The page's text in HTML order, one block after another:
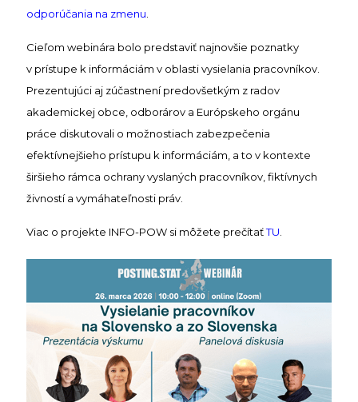
odporúčania na zmenu
Cieľom webinára bolo predstaviť najnovšie poznatky
v prístupe k informáciám v oblasti vysielania pracovníkov.
Prezentujúci aj zúčastnení predovšetkým z radov
akademickej obce, odborárov a Európskeho orgánu
práce diskutovali o možnostiach zabezpečenia
efektívnejšieho prístupu k informáciám, a to v kontexte
širšieho rámca ochrany vyslaných pracovníkov, fiktívnych
živností a vymáhateľnosti práv.
Viac o projekte INFO-POW si môžete prečítaťTU